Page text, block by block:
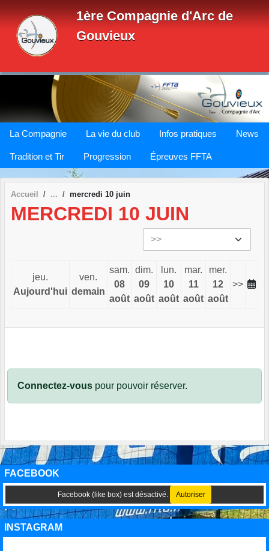
1ère Compagnie d'Arc de
Gouvieux
La Compagnie La vie du club Infos pratiques News
Tradition et Tir Progression Épreuves FFTA
Accueil mercredi 10 juin
MERCREDI 10 JUIN
jeu.
Aujourd'hui
ven.
demain
sam.
08
août
dim.
09
août
lun.
10
août
mar.
11
août
mer.
12
août
>>
Connectez-vous pour pouvoir réserver.
FACEBOOK
Facebook (like box) est désactivé. Autoriser
INSTAGRAM